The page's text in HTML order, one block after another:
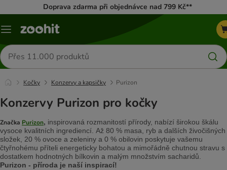
Doprava zdarma při objednávce nad 799 Kč**
Menu
Hledat
produkty
Kočky Konzervy a kapsičky Purizon
Konzervy Purizon pro kočky
Značka Purizon, inspirovaná rozmanitostí přírody, nabízí širokou škálu
vysoce kvalitních ingrediencí. Až 80 % masa, ryb a dalších živočišných
složek, 20 % ovoce a zeleniny a 0 % obilovin poskytuje vašemu
čtyřnohému příteli energeticky bohatou a mimořádně chutnou stravu s
dostatkem hodnotných bílkovin a malým množstvím sacharidů.
Purizon - příroda je naší inspirací!